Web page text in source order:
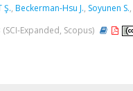
Ş., Beckerman-Hsu J., Soyunen S.,
(SCI-Expanded, Scopus)